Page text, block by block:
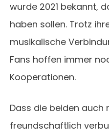
wurde 2021 bekannt,
haben sollen. Trotz
musikalische
Fans hoffen immer
Kooperationen.
Dass die beiden auch
freundschaftlich